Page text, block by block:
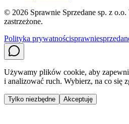
© 2026 Sprawnie Sprzedane sp. z
zastrzeżone.
Polityka prywatności
Używamy plików cookie, aby
i analizować ruch. Wybierz, na co się
Tylko niezbędne Akceptuję